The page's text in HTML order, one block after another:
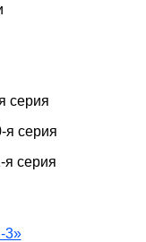
серия
я серия
серия
3»